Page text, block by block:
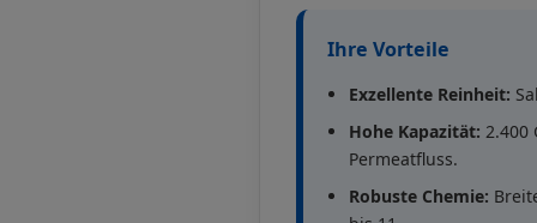
Ihre Vorteile
Exzellente Reinheit:
Hohe Kapazität: 2.400
Permeatfluss.
Robuste Chemie: